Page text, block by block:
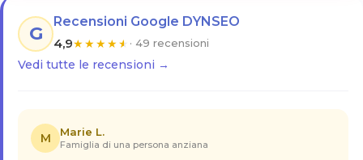
G
Recensioni Google DYNSEO
4,9★★★★★ · 49 recensioni
Vedi tutte le recensioni →
M Marie L.
Famiglia di una persona anziana